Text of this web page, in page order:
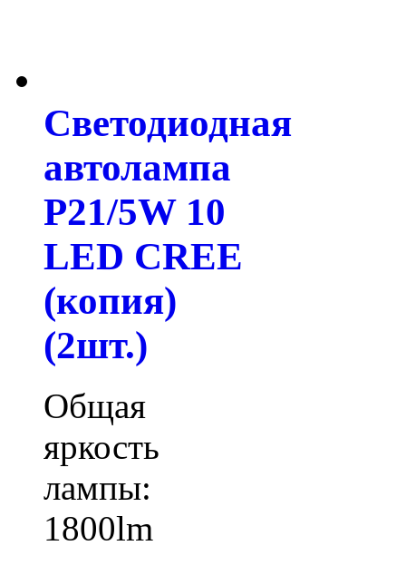
Светодиодная
автолампа
P21/5W 10
LED CREE
(копия)
(2шт.)
Общая
яркость
лампы:
1800lm